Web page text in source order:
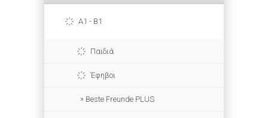
A1 - B1
Παιδιά
Έφηβοι
Beste Freunde PLUS